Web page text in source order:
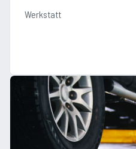
Werkstatt